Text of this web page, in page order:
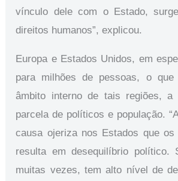
vínculo dele com o Estado,
direitos humanos”, explicou.
Europa e Estados Unidos, em
para milhões de pessoas, o
âmbito interno de tais regiões, a
parcela de políticos e população.
causa ojeriza nos Estados que os
resulta em desequilíbrio político.
muitas vezes, tem alto nível de